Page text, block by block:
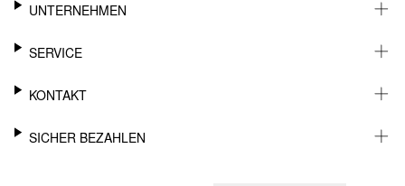
UNTERNEHMEN
KARRIERE
BARRIEREFREIHEIT
SERVICE
WHATSAPP
MEIN KONTO
KONTAKT
SUPPORT
SICHER BEZAHLEN